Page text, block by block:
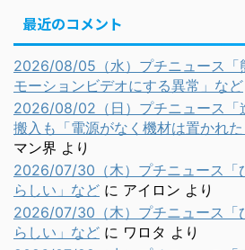
最近のコメント
2026/08/05（水）プチニュース「
モーションビデオにする異常」など
2026/08/02（日）プチニュース「
搬入も「電源がなく機材は置かれ
マン界 より
2026/07/30（木）プチニュース「
らしい」など に アイロン より
2026/07/30（木）プチニュース「
らしい」など に ワロタ より